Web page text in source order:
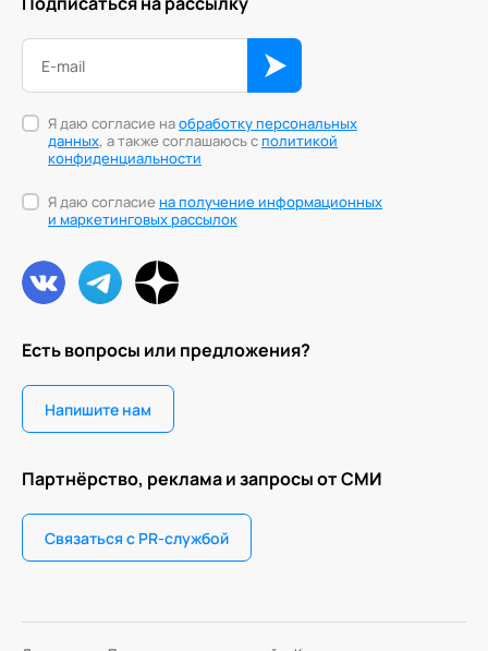
Есть вопросы или предложения?
Напишите нам
Партнёрство, реклама и запросы от СМИ
Связаться с PR-службой
Я даю согласие наобработку персональных
данных, а также соглашаюсь сполитикой
конфиденциальности
Я даю согласие на получение информационных
и маркетинговых рассылок